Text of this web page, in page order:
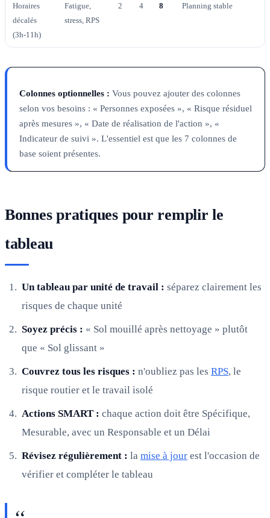
Horaires
décalés
(3h-11h)
Fatigue,
stress, RPS
2 4 8 Planning stable
Colonnes optionnelles : Vous pouvez ajouter des colonnes
selon vos besoins : « Personnes exposées », « Risque résiduel
après mesures », « Date de réalisation de l'action », «
Indicateur de suivi ». L'essentiel est que les 7 colonnes de
base soient présentes.
Bonnes pratiques pour remplir le
tableau
Un tableau par unité de travail : séparez clairement les
risques de chaque unité
Soyez précis : « Sol mouillé après nettoyage » plutôt
que « Sol glissant »
Couvrez tous les risques : n'oubliez pas les RPS, le
risque routier et le travail isolé
Actions SMART : chaque action doit être Spécifique,
Mesurable, avec un Responsable et un Délai
Révisez régulièrement : la mise à jour est l'occasion de
vérifier et compléter le tableau